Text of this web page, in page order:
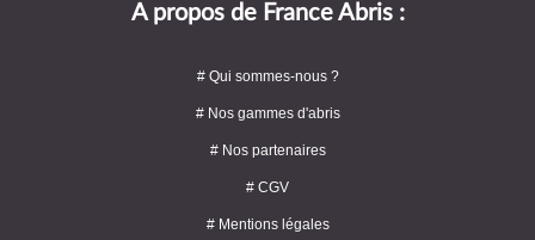
A propos de France Abris :
# Qui sommes-nous ?
# Nos gammes d'abris
# Nos partenaires
# CGV
# Mentions légales